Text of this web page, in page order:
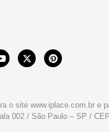
o site www.iplace.com.br e
002 / São Paulo – SP /